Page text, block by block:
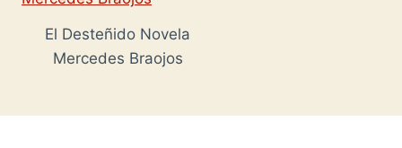
El Desteñido Novela
Mercedes Braojos